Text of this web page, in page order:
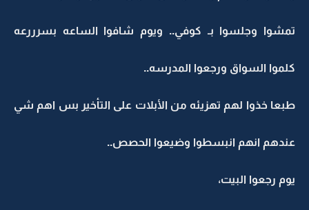
تمشوا وجلسوا بـ كوفي.. ويوم شافوا الساعه بسرررعه
كلموا السواق ورجعوا المدرسه..
طبعا خذوا لهم تهزيئه من الأبلات على التأخير بس اهم شي
عندهم انهم انبسطوا وضيعوا الحصص..
يوم رجعوا البيت،